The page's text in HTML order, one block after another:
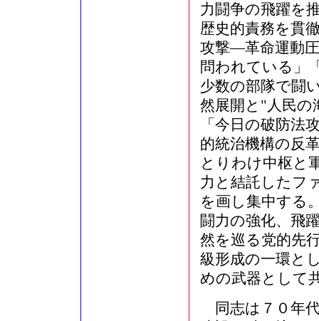
力闘争の飛躍を
歴史的責務を貫
攻撃―革命運動
問われている」
少数の部隊で闘
然展開と"人民の
「今日の破防法
的統治機構の反
とりわけ中枢と
力と結託したフ
を画し集中する
闘力の強化、飛
然を巡る党的先
級形成の一環と
めの武器として
同志は７０年